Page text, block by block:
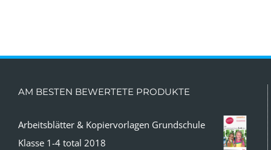
AM BESTEN BEWERTETE PRODUKTE
Arbeitsblätter & Kopiervorlagen Grundschule
Klasse 1-4 total 2018